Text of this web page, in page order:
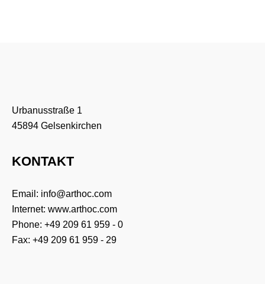
Urbanusstraße 1
45894 Gelsenkirchen
KONTAKT
Email: info@arthoc.com
Internet: www.arthoc.com
Phone: +49 209 61 959 - 0
Fax: +49 209 61 959 - 29